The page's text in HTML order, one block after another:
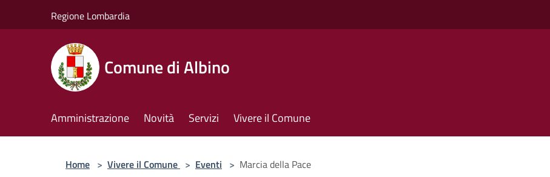
Regione Lombardia
Comune di Albino
Amministrazione Novità Servizi Vivere il Comune
Home > Vivere il Comune > Eventi > Marcia della Pace